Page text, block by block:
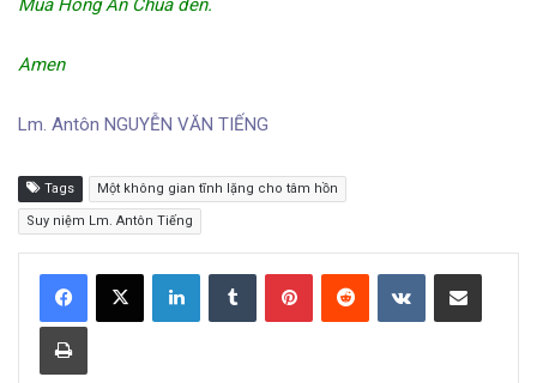
Mùa Hồng Ân Chúa đến.
Amen
Lm. Antôn NGUYỄN VĂN TIẾNG
Tags Một không gian tĩnh lặng cho tâm hồn
Suy niệm Lm. Antôn Tiếng